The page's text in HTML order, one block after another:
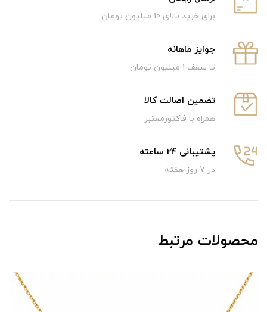
برای خرید بالای 10 میلیون تومان
جوایز ماهانه
تا سقف 1 میلیون تومان
تضمین اصالت کالا
همراه با فاکتورمعتبر
پشتیبانی 24 ساعته
در 7 روز هفته
محصولات مرتبط